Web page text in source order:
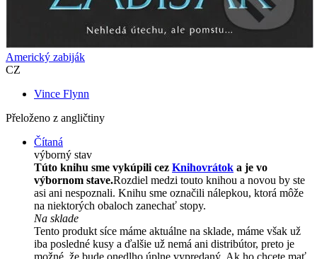
Americký zabiják
CZ
Vince Flynn
Přeloženo z angličtiny
Čítaná
výborný stav
Túto knihu sme vykúpili cez Knihovrátok a je vo
výbornom stave.Rozdiel medzi touto knihou a novou by ste
asi ani nespoznali. Knihu sme označili nálepkou, ktorá môže
na niektorých obaloch zanechať stopy.
Na sklade
Tento produkt síce máme aktuálne na sklade, máme však už
iba posledné kusy a ďalšie už nemá ani distribútor, preto je